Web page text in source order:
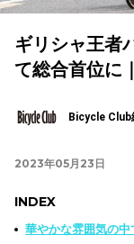
ギリシャ王者
て総合首位に
Bicycle Club
2023年05月23日
INDEX
華やかな雰囲気の